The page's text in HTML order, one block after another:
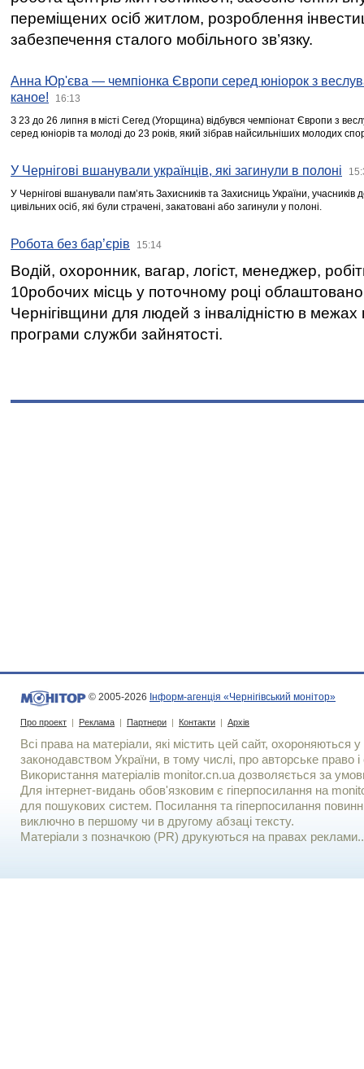
переміщених осіб житлом, розроблення
забезпечення сталого мобільного зв’язку.
Анна Юр'єва — чемпіонка Європи серед юніорок з
каное!
16:13
З 23 до 26 липня в місті Сегед (Угорщина) відбувся чемпіонат Європи з
серед юніорів та молоді до 23 років, який зібрав найсильніших молодих
У Чернігові вшанували українців, які загинули в полоні
У Чернігові вшанували пам’ять Захисників та Захисниць України,
цивільних осіб, які були страчені, закатовані або загинули у полоні.
Робота без бар’єрів 15:14
Водій, охоронник, вагар, логіст, менеджер,
10робочих місць у поточному році
Чернігівщини для людей з інвалідністю в межах
програми служби зайнятості.
© 2005-2026 Інформ-агенція «Чернігівський монітор»
Про проект | Реклама | Партнери | Контакти | Архів
Всі права на матеріали, які містить цей сайт, охороняються у
законодавством України, в тому числі, про авторське право і
Використання матерiалiв monitor.cn.ua дозволяється за
Для iнтернет-видань обов'язковим є гiперпосилання на
для пошукових систем. Посилання та гіперпосилання
виключно в першому чи в другому абзаці тексту.
Матеріали з позначкою (PR) друкуються на правах реклами..